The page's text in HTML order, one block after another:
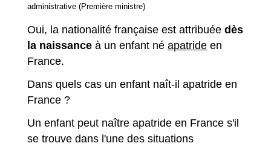
administrative (Première ministre)
Oui, la nationalité française est attribuée dès
la naissance à un enfant né apatride en
France.
Dans quels cas un enfant naît-il apatride en
France ?
Un enfant peut naître apatride en France s'il
se trouve dans l'une des situations